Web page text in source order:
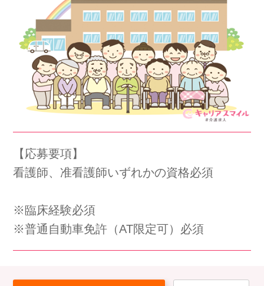
介護・看護のお仕事について
利用者の声
WEB勤怠
お知らせ 採用担当者様へ サイトマップ
【応募要項】
看護師、准看護師いずれかの資格必須
※臨床経験必須
※普通自動車免許（AT限定可）必須